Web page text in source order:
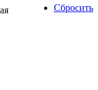
Сбросить